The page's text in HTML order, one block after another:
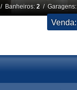
/ Banheiros: 2/ Garagens:
Venda: